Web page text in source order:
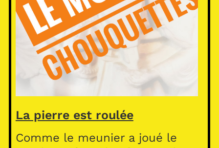
La pierre est roulée
Comme le meunier a joué le